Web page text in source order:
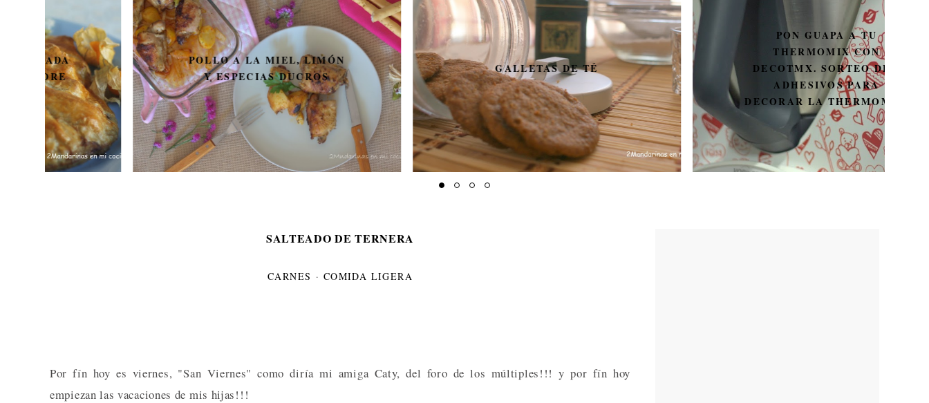
POLLO A LA MIEL, LIMÓN
Y ESPECIAS DUCROS
GALLETAS DE TÉ
PON GUAPA A TU
THERMOMIX CON
DECOTMX. SORTEO DE 3
ADHESIVOS PARA
DECORAR LA THERMOMIX.
SALTEADO DE TERNERA
CARNES · COMIDA LIGERA
Por fín hoy es viernes, "San Viernes" como diría mi amiga Caty, del foro de los múltiples!!! y por fín hoy
empiezan las vacaciones de mis hijas!!!